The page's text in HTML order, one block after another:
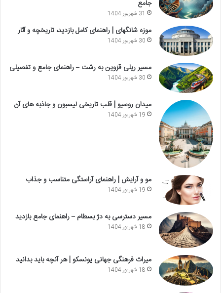
جامع
31 شهریور 1404
موزه شانگهای | راهنمای کامل بازدید، تاریخچه و آثار
30 شهریور 1404
مسیر ریلی قزوین به رشت – راهنمای جامع و تفصیلی
30 شهریور 1404
میدان روسیو | قلب تاریخی لیسبون و جاذبه های آن
19 شهریور 1404
مو و آرایش | راهنمای آراستگی متناسب و جذاب
19 شهریور 1404
مسیر دسترسی به دژ بسطام – راهنمای جامع بازدید
18 شهریور 1404
میراث فرهنگی جهانی یونسکو | هر آنچه باید بدانید
18 شهریور 1404